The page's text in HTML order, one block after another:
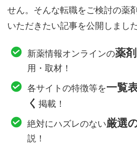
せん。そんな転職をご検討の薬
いただきたい記事を公開しました
新薬情報オンラインの薬
用・取材！
各サイトの特徴等を一覧
く 掲載！
絶対にハズレのない厳選
説！